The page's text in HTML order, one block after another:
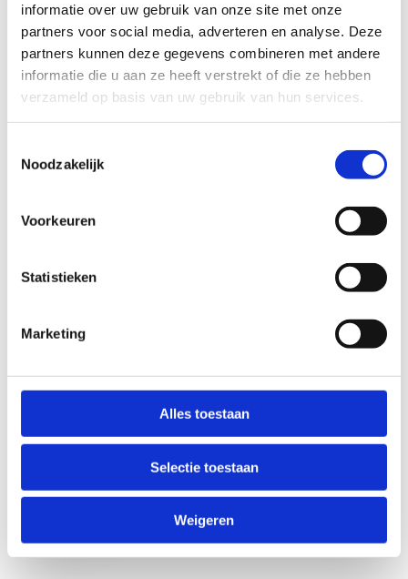
informatie over uw gebruik van onze site met onze
partners voor social media, adverteren en analyse. Deze
partners kunnen deze gegevens combineren met andere
informatie die u aan ze heeft verstrekt of die ze hebben
verzameld op basis van uw gebruik van hun services.
Noodzakelijk
Voorkeuren
Statistieken
Marketing
Alles toestaan
Selectie toestaan
Weigeren
Geef aan tot welk domein jouw vraag behoort
KIES EEN DOMEIN
Jouw vraag
Anti-Robot Verification
Click to start verification
Verzend